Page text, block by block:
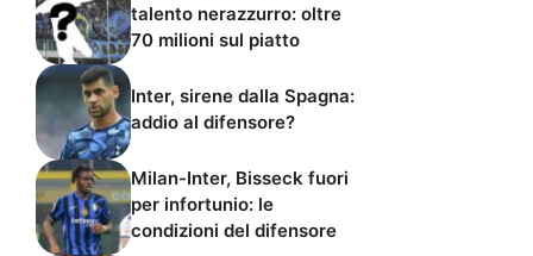
talento nerazzurro: oltre
70 milioni sul piatto
Inter, sirene dalla Spagna:
addio al difensore?
Milan-Inter, Bisseck fuori
per infortunio: le
condizioni del difensore